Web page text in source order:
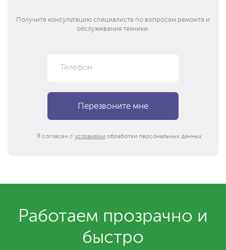
Получите консультацию специалиста по вопросам ремонта и
обслуживания техники.
Я согласен с условиями обработки персональных данных
Работаем прозрачно и
быстро